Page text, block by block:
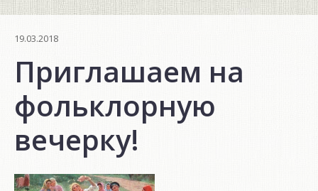
19.03.2018
Приглашаем на
фольклорную
вечерку!